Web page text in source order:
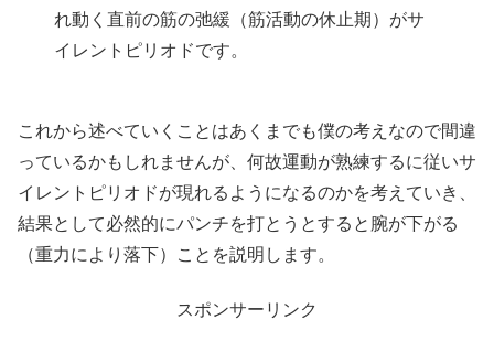
れ動く直前の筋の弛緩（筋活動の休止期）がサ
イレントピリオドです。
これから述べていくことはあくまでも僕の考えなので間違
っているかもしれませんが、何故運動が熟練するに従いサ
イレントピリオドが現れるようになるのかを考えていき、
結果として必然的にパンチを打とうとすると腕が下がる
（重力により落下）ことを説明します。
スポンサーリンク